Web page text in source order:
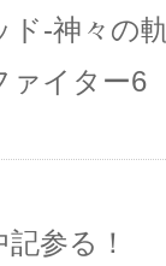
ド-神々の
ァイター6
参る！